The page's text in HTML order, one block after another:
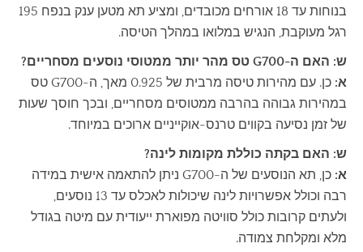
בנוחות עד 18 אורחים מכובדים, ומציע תא מטען ענק בנפח 195
רגל מעוקבת, הנגיש במלואו במהלך הטיסה.
ש: האם ה-G700 טס מהר יותר ממטוסי נוסעים מסחריים?
א:
כן. עם מהירות טיסה מרבית של 0.925 מאך, ה-G700 טס
במהירות גבוהה בהרבה ממטוסים מסחריים, ובכך חוסך שעות
של זמן נסיעה בקווים טרנס-אוקייניים ארוכים במיוחד.
ש: האם בקתה כוללת מקומות לינה?
א:
כן, תא הנוסעים של ה-G700 ניתן להתאמה אישית במידה
רבה וכולל אפשרויות לינה שיכולות לאכלס עד 13 נוסעים,
ולעתים קרובות כולל סוויטה מפוארת ייעודית עם מיטה בגודל
מלא ומקלחת צמודה.